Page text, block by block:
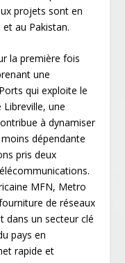
projets sont en
au Pakistan.
la première fois
une
qui exploite le
Libreville, une
à dynamiser
dépendante
pris deux
MFN, Metro
de réseaux
dans un secteur clé
pays en
rapide et